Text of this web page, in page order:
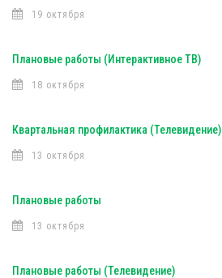
19 октября
Плановые работы (Интерактивное ТВ)
18 октября
Квартальная профилактика (Телевидение)
13 октября
Плановые работы
13 октября
Плановые работы (Телевидение)